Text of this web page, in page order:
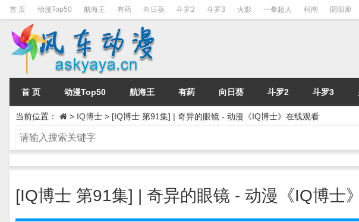
首 页 动漫Top50 航海王 有药 向日葵 斗罗2 斗罗3 火影 一拳超人 柯南 阴阳师
首 页 动漫Top50 航海王 有药 向日葵 斗罗2 斗罗3
当前位置： > IQ博士 > [IQ博士 第91集] | 奇异的眼镜 - 动漫《IQ博士》在线观看
[IQ博士 第91集] | 奇异的眼镜 - 动漫《IQ博士